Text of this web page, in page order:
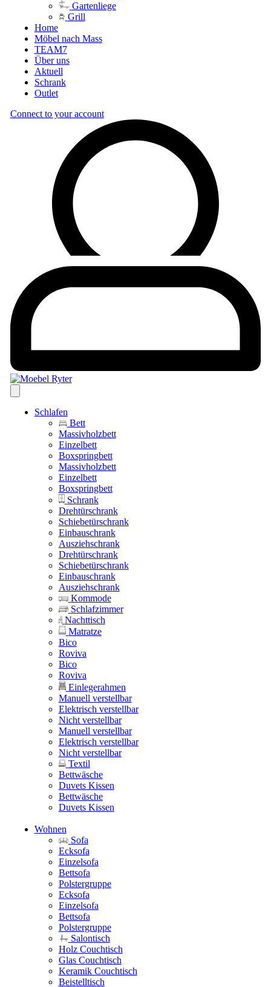
Gartenliege
Grill
Home
Möbel nach Mass
TEAM7
Über uns
Aktuell
Schrank
Outlet
Connect to your account
Schlafen
Bett
Massivholzbett
Einzelbett
Boxspringbett
Massivholzbett
Einzelbett
Boxspringbett
Schrank
Drehtürschrank
Schiebetürschrank
Einbauschrank
Ausziehschrank
Drehtürschrank
Schiebetürschrank
Einbauschrank
Ausziehschrank
Kommode
Schlafzimmer
Nachttisch
Matratze
Bico
Roviva
Bico
Roviva
Einlegerahmen
Manuell verstellbar
Elektrisch verstellbar
Nicht verstellbar
Manuell verstellbar
Elektrisch verstellbar
Nicht verstellbar
Textil
Bettwäsche
Duvets Kissen
Bettwäsche
Duvets Kissen
Wohnen
Sofa
Ecksofa
Einzelsofa
Bettsofa
Polstergruppe
Ecksofa
Einzelsofa
Bettsofa
Polstergruppe
Salontisch
Holz Couchtisch
Glas Couchtisch
Keramik Couchtisch
Beistelltisch